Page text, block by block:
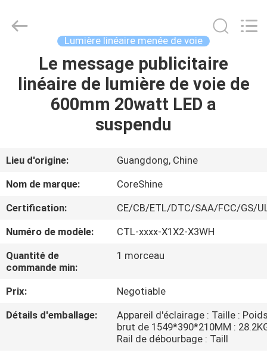
MAISON
PRODUITS
SUJET
DE
NOUS
VISITE
D'USINE
CONTRÔLE
DE
Fournisseur.
Copyright
ledlight.com.
Lumière linéaire menée de voie
Le message publicitaire
linéaire de lumière de voie de
600mm 20watt LED a
suspendu
Lieu d'origine:
Guangdong, Chine
Nom de marque:
CoreShine
Certification:
CE/CB/ETL/DTC/SAA/FCC/GS/
Numéro de modèle:
CTL-xxxx-X1X2-X3WH
Quantité de
commande min:
1 morceau
Prix:
Negotiable
Détails d'emballage:
Appareil d'éclairage : Taille :
brut de 1549*390*210MM :
Rail de débourbage : Taill